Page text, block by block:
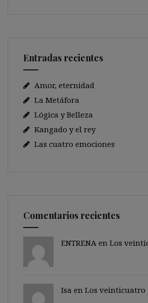
Entradas recientes
Amor, eternidad
La Metáfora
Lógica y Belleza
Kangado y el rey
Las cuatro emociones
Comentarios recientes
ENTRENA en Los
Isa en Los veinticuatro